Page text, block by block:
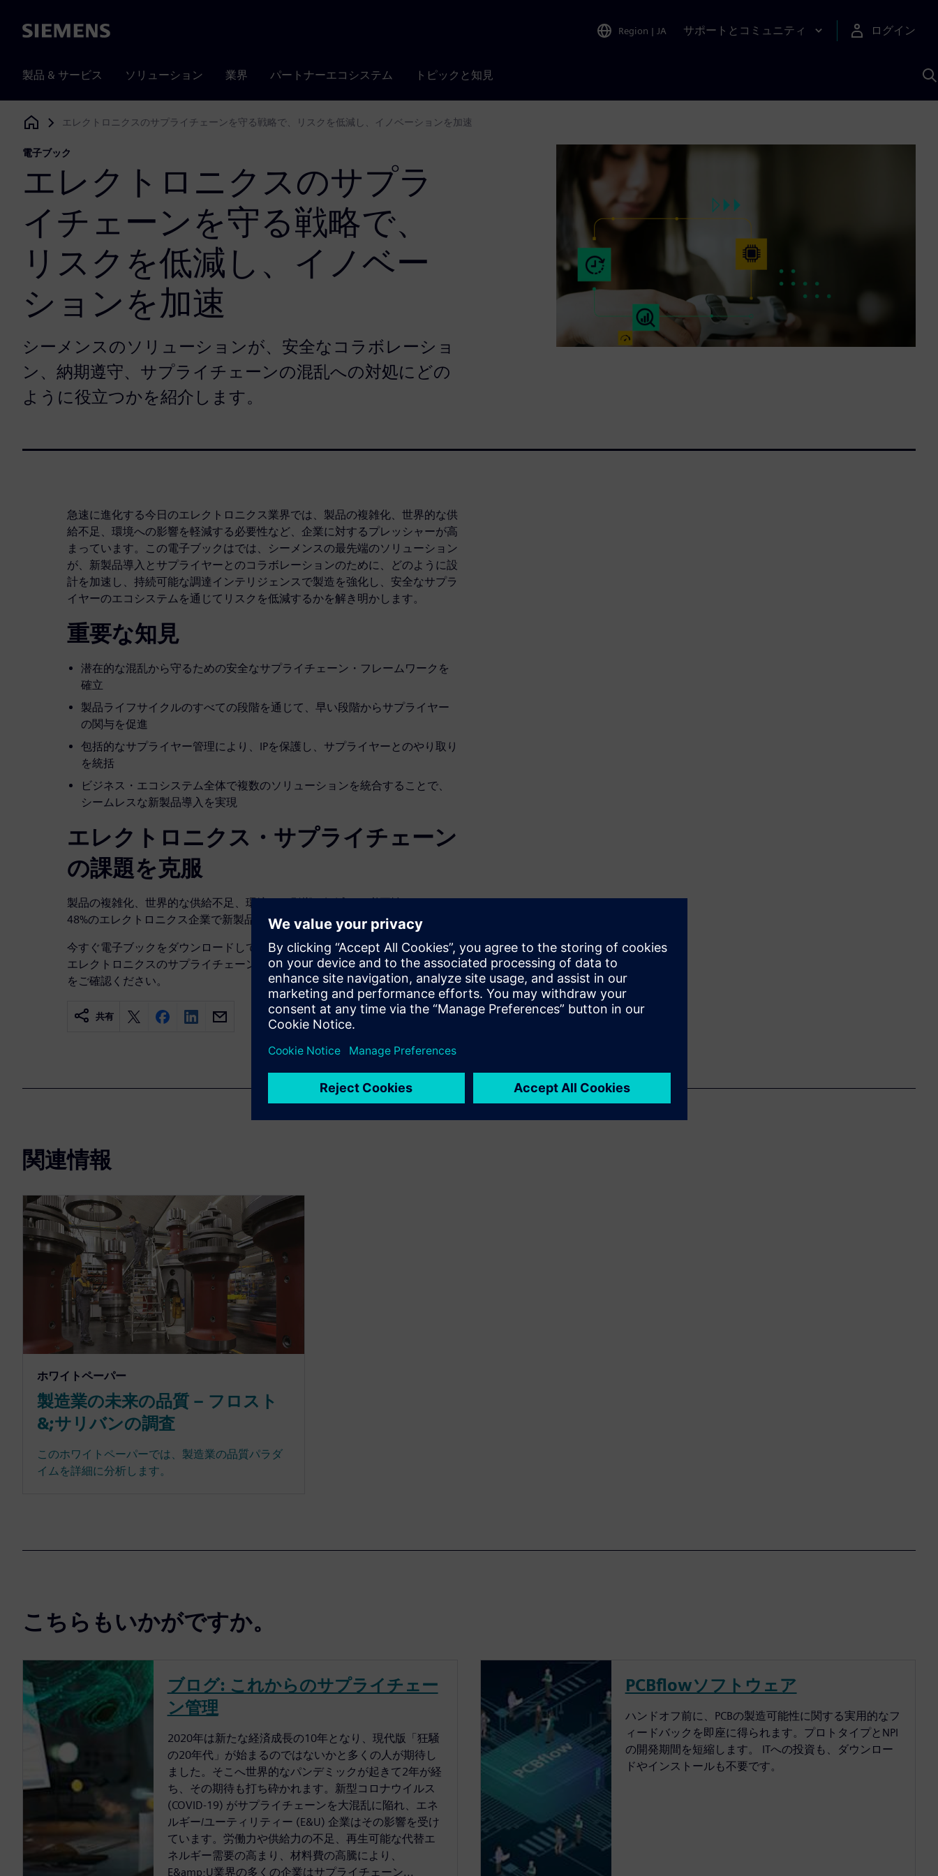
Siemens Region | JA サポートとコミュニティ ログイン
製品 & サービス ソリューション 業界 パートナーエコシステム トピックと知見
Siemens Digital Industries Software
エレクトロニクスのサプライチェーンを守る戦略で、リスクを低減し、イノベーションを加速
電子ブック
エレクトロニクスのサプラ
イチェーンを守る戦略で、
リスクを低減し、イノベー
ションを加速
シーメンスのソリューションが、安全なコラボレーショ
ン、納期遵守、サプライチェーンの混乱への対処にどの
ように役立つかを紹介します。
急速に進化する今日のエレクトロニクス業界では、製品の複雑化、世界的な供
給不足、環境への影響を軽減する必要性など、企業に対するプレッシャーが高
まっています。この電子ブックはでは、シーメンスの最先端のソリューション
が、新製品導入とサプライヤーとのコラボレーションのために、どのように設
計を加速し、持続可能な調達インテリジェンスで製造を強化し、安全なサプラ
イヤーのエコシステムを通じてリスクを低減するかを解き明かします。
重要な知見
潜在的な混乱から守るための安全なサプライチェーン・フレームワークを
確立
製品ライフサイクルのすべての段階を通じて、早い段階からサプライヤー
の関与を促進
包括的なサプライヤー管理により、IPを保護し、サプライヤーとのやり取り
を統括
ビジネス・エコシステム全体で複数のソリューションを統合することで、
シームレスな新製品導入を実現
エレクトロニクス・サプライチェーン
の課題を克服
製品の複雑化、世界的な供給不足、環境への影響を軽減する必要性により、
48%のエレクトロニクス企業で新製品の納期や発売に遅れが生じています。
今すぐ電子ブックをダウンロードして、シーメンスのソリューションがいかに
エレクトロニクスのサプライチェーンを守り、イノベーションを加速させるか
をご確認ください。
共有
関連情報
ホワイトペーパー
製造業の未来の品質 – フロスト
&;サリバンの調査
このホワイトペーパーでは、製造業の品質パラダ
イムを詳細に分析します。
こちらもいかがですか。
ブログ: これからのサプライチェー
ン管理
2020年は新たな経済成長の10年となり、現代版「狂騒
の20年代」が始まるのではないかと多くの人が期待し
ました。そこへ世界的なパンデミックが起きて2年が経
ち、その期待も打ち砕かれます。新型コロナウイルス
(COVID-19) がサプライチェーンを大混乱に陥れ、エネ
ルギー/ユーティリティー (E&U) 企業はその影響を受け
ています。労働力や供給力の不足、再生可能な代替エ
ネルギー需要の高まり、材料費の高騰により、
E&amp;U業界の多くの企業はサプライチェーン...
PCBflowソフトウェア
ハンドオフ前に、PCBの製造可能性に関する実用的なフ
ィードバックを即座に得られます。プロトタイプとNPI
の開発期間を短縮します。 ITへの投資も、ダウンロー
ドやインストールも不要です。